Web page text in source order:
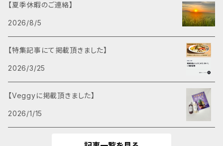
【夏季休暇のご連絡】
2026/8/5
【特集記事にて掲載頂きました】
2026/3/25
【Veggyに掲載頂きました】
2026/1/15